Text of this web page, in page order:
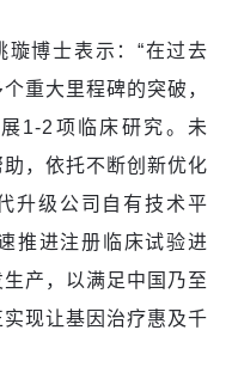
博士表示：“在过去
重大里程碑的突破，
1-2项临床研究。未
，依托不断创新优化
升级公司自有技术平
推进注册临床试验进
产，以满足中国乃至
现让基因治疗惠及千